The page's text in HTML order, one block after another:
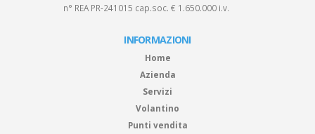
n° REA PR-241015 cap.soc. € 1.650.000 i.v.
INFORMAZIONI
Home
Azienda
Servizi
Volantino
Punti vendita